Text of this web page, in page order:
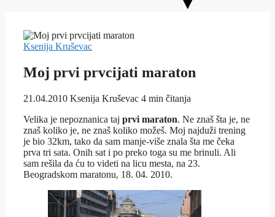
Ksenija Kruševac
Moj prvi prvcijati maraton
21.04.2010 Ksenija Kruševac 4 min čitanja
Velika je nepoznanica taj prvi maraton. Ne znaš šta je, ne
znaš koliko je, ne znaš koliko možeš. Moj najduži trening
je bio 32km, tako da sam manje-više znala šta me čeka
prva tri sata. Onih sat i po preko toga su me brinuli. Ali
sam rešila da ću to videti na licu mesta, na 23.
Beogradskom maratonu, 18. 04. 2010.